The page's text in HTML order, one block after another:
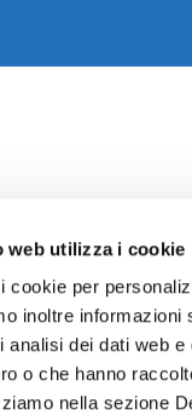
web utilizza i cookie
cookie per
inoltre
analisi dei dati web
o che hanno
nella sezione
Hai
Trova
nostro Agente.